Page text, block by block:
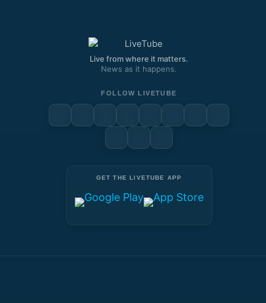
Live from where it matters.
News as it happens.
FOLLOW LIVETUBE
GET THE LIVETUBE APP